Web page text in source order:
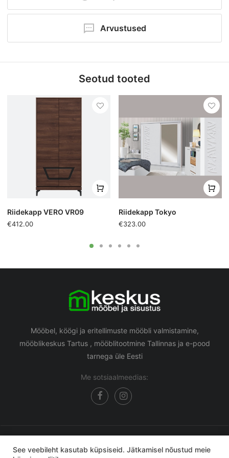
Kategooria: Riidekapid
Arvustused
Ole esimene kommenteerija!
Seotud tooted
Riidekapp VERO VR09
€412.00
Riidekapp Tokyo
€323.00
Mööbel, köögi ja eritellimuste mööbli valmistamine,
mööblikeskus Tartus , mööblitootmine Tallinnas ja e-pood
tarnega üle Eesti
Me sotsiaalmeedias:
Mkeskus mööbli e-pood © 2026 Kõik õigused kaitstud.
See veebileht kasutab küpsiseid. Jätkamisel nõustud meie